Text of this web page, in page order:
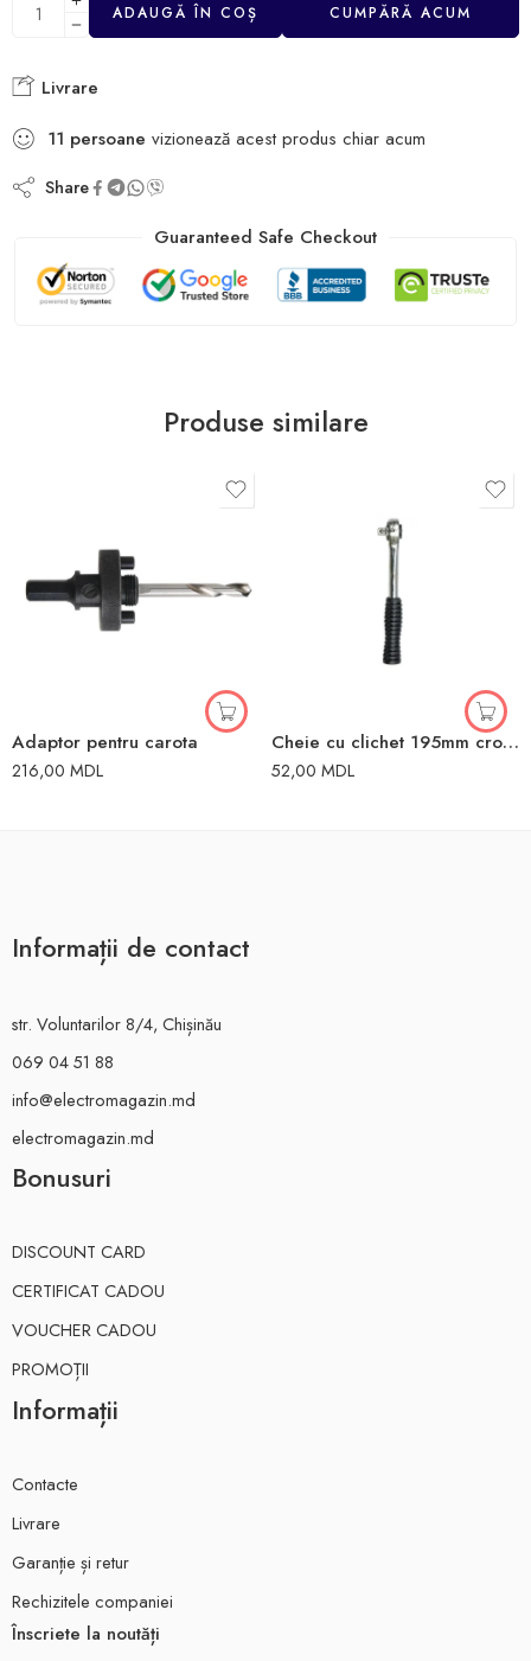
ADAUGĂ ÎN COȘ CUMPĂRĂ ACUM
Livrare
11 persoane vizionează acest produs chiar acum
Share
Guaranteed Safe Checkout
Produse similare
Adaptor pentru carota
216,00 MDL
Cheie cu clichet 195mm crom vanadium Toya
52,00 MDL
Informații de contact
str. Voluntarilor 8/4, Chișinău
069 04 51 88
info@electromagazin.md
electromagazin.md
Bonusuri
DISCOUNT CARD
CERTIFICAT CADOU
VOUCHER CADOU
PROMOȚII
Informații
Contacte
Livrare
Garanție și retur
Rechizitele companiei
Înscriete la noutăți